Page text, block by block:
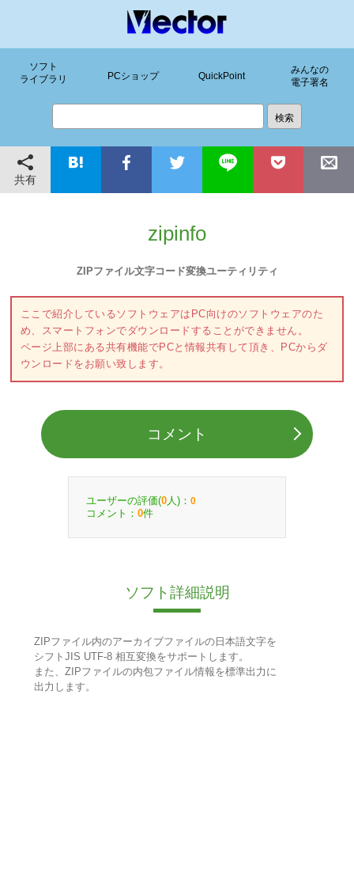
ソフト
ライブラリ
PCショップ QuickPoint
みんなの
電子署名
共有
zipinfo
ZIPファイル文字コード変換ユーティリティ
ここで紹介しているソフトウェアはPC向けのソフトウェアのた
め、スマートフォンでダウンロードすることができません。
ページ上部にある共有機能でPCと情報共有して頂き、PCからダ
ウンロードをお願い致します。
コメント
ユーザーの評価(0 人)： 0
コメント： 0件
ソフト詳細説明
ZIPファイル内のアーカイブファイルの日本語文字を
シフトJIS UTF-8 相互変換をサポートします。
また、ZIPファイルの内包ファイル情報を標準出力に
出力します。